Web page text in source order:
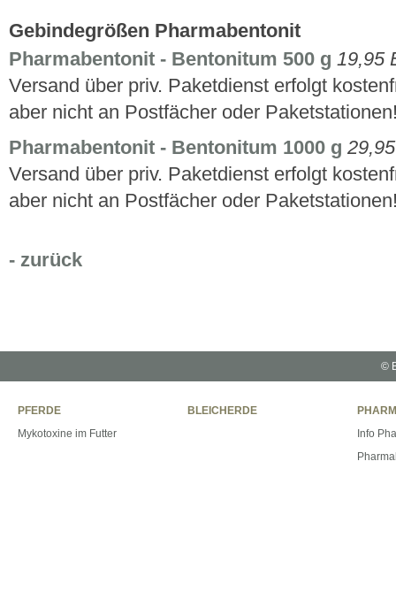
Gebindegrößen Pharmabentonit
Pharmabentonit - Bentonitum 500 g 19,95
Versand über priv. Paketdienst erfolgt
aber nicht an Postfächer oder
Pharmabentonit - Bentonitum 1000 g
Versand über priv. Paketdienst erfolgt
aber nicht an Postfächer oder
- zurück
©
PFERDE
Mykotoxine im Futter
BLEICHERDE
Info